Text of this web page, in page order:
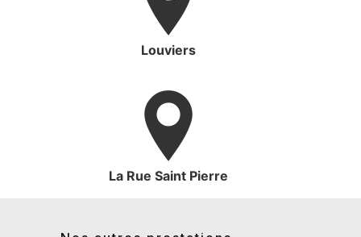
Louviers
La Rue Saint Pierre